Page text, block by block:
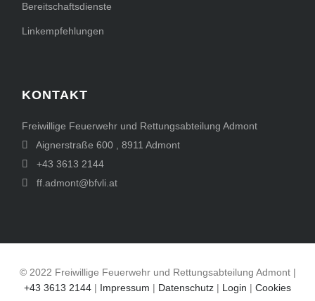
Bereitschaftsdienste
Linkempfehlungen
KONTAKT
Freiwillige Feuerwehr und Rettungsabteilung Admont
Aignerstraße 600
8911 Admont
+43 3613 2144
ff.admont@bfvli.at
© 2022 Freiwillige Feuerwehr und Rettungsabteilung Admont |
+43 3613 2144 | Impressum | Datenschutz | Login | Cookies